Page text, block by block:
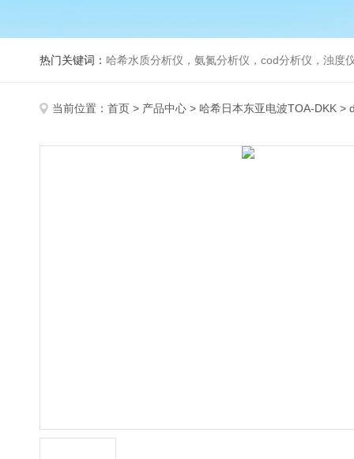
热门关键词： 哈希水质分析仪，氨氮分析仪，cod分析仪，浊度
当前位置： 首页 > 产品中心 > 哈希日本东亚电波TOA-DKK >